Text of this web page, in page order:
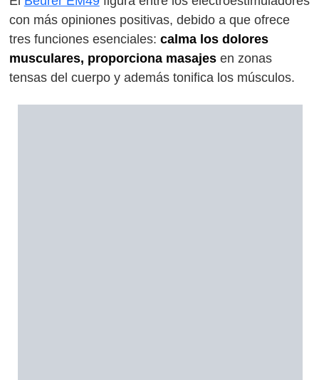
con más opiniones positivas, debido a que ofrece
tres funciones esenciales: calma los dolores
musculares, proporciona masajesen zonas
tensas del cuerpo y además tonifica los músculos.